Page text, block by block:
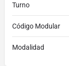
Turno
Código Modular
Modalidad